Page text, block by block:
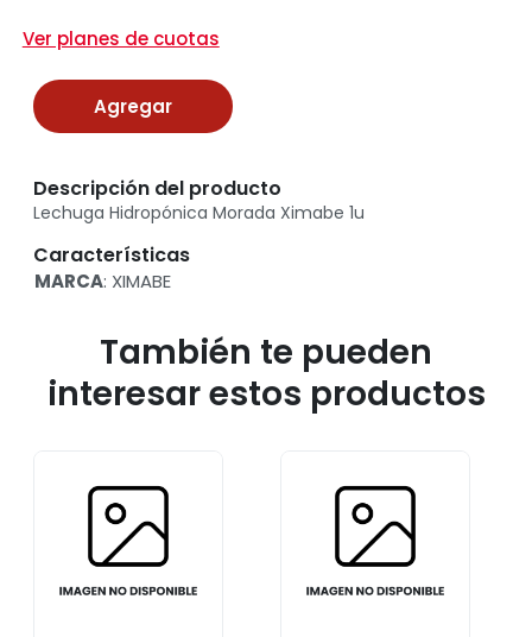
Ver planes de cuotas
Agregar
Descripción del producto
Lechuga Hidropónica Morada Ximabe 1u
Características
MARCA: XIMABE
También te pueden
interesar estos productos